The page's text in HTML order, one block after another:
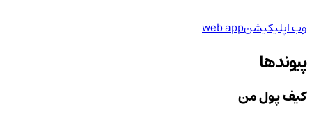
وب اپلیکیشنweb app
پیوندها
کیف پول من